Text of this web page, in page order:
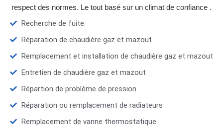
respect des normes. Le tout basé sur un climat de confiance .
Recherche de fuite.
Réparation de chaudière gaz et mazout
Remplacement et installation de chaudière gaz et mazout
Entretien de chaudière gaz et mazout
Répartion de problème de pression
Réparation ou remplacement de radiateurs
Remplacement de vanne thermostatique